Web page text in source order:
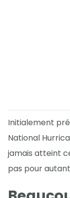
Initialement
National
jamais atteint
pas pour